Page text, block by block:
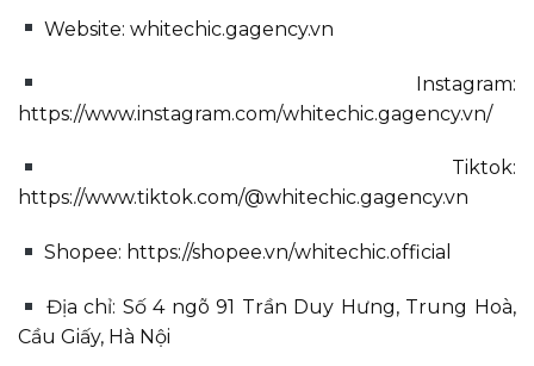
Website: whitechic.gagency.vn
Instagram:
https://www.instagram.com/whitechic.gagency.vn/
Tiktok:
https://www.tiktok.com/@whitechic.gagency.vn
Shopee: https://shopee.vn/whitechic.official
Địa chỉ: Số 4 ngõ 91 Trần Duy Hưng, Trung Hoà,
Cầu Giấy, Hà Nội